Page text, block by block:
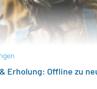
Erholung: Offline zu